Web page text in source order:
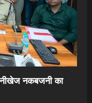
नकबजनी का